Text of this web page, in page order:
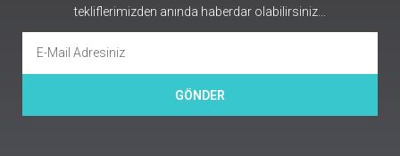
tekliflerimizden anında haberdar olabilirsiniz…
GÖNDER